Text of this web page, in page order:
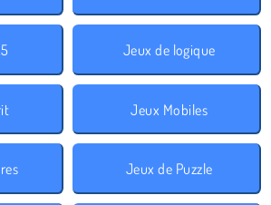
Jeux de logique
Jeux Mobiles
Jeux de Puzzle